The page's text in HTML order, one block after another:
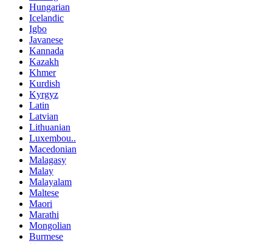
Hungarian
Icelandic
Igbo
Javanese
Kannada
Kazakh
Khmer
Kurdish
Kyrgyz
Latin
Latvian
Lithuanian
Luxembou..
Macedonian
Malagasy
Malay
Malayalam
Maltese
Maori
Marathi
Mongolian
Burmese